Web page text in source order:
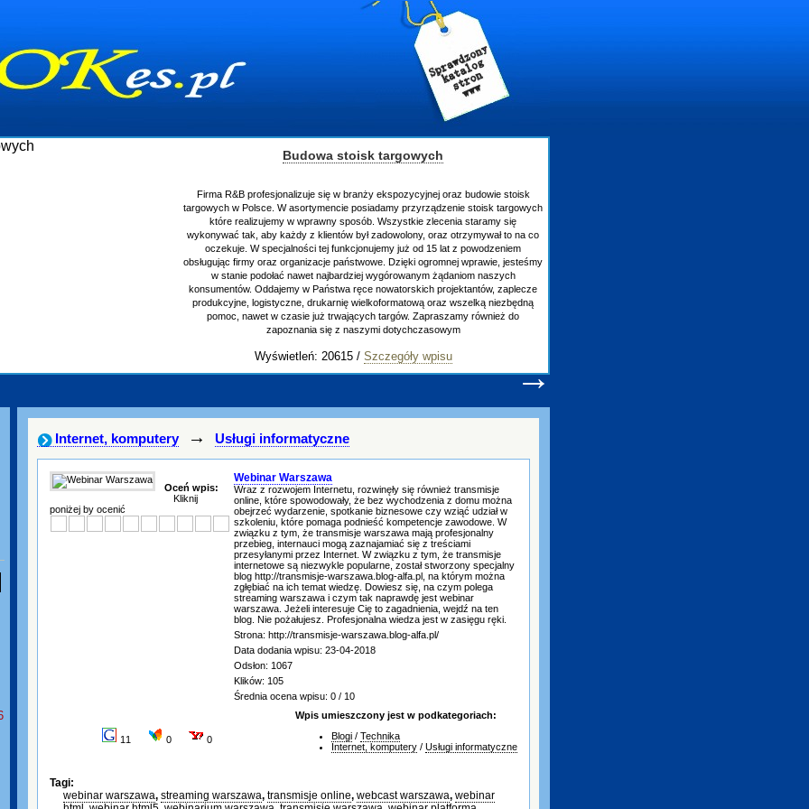
Budowa stoisk targowych
Firma R&B profesjonalizuje się w branży ekspozycyjnej oraz budowie stoisk
targowych w Polsce. W asortymencie posiadamy przyrządzenie stoisk targowych
które realizujemy w wprawny sposób. Wszystkie zlecenia staramy się
wykonywać tak, aby każdy z klientów był zadowolony, oraz otrzymywał to na co
oczekuje. W specjalności tej funkcjonujemy już od 15 lat z powodzeniem
obsługując firmy oraz organizacje państwowe. Dzięki ogromnej wprawie, jesteśmy
w stanie podołać nawet najbardziej wygórowanym żądaniom naszych
konsumentów. Oddajemy w Państwa ręce nowatorskich projektantów, zaplecze
produkcyjne, logistyczne, drukarnię wielkoformatową oraz wszelką niezbędną
pomoc, nawet w czasie już trwających targów. Zapraszamy również do
zapoznania się z naszymi dotychczasowym
Wyświetleń: 20615 / Szczegóły wpisu
→
Internet, komputery → Usługi informatyczne
Oceń wpis:
Kliknij
poniżej by ocenić
Webinar Warszawa
Wraz z rozwojem Internetu, rozwinęły się również transmisje
online, które spowodowały, że bez wychodzenia z domu można
obejrzeć wydarzenie, spotkanie biznesowe czy wziąć udział w
szkoleniu, które pomaga podnieść kompetencje zawodowe. W
związku z tym, że transmisje warszawa mają profesjonalny
przebieg, internauci mogą zaznajamiać się z treściami
przesyłanymi przez Internet. W związku z tym, że transmisje
internetowe są niezwykle popularne, został stworzony specjalny
blog http://transmisje-warszawa.blog-alfa.pl, na którym można
zgłębiać na ich temat wiedzę. Dowiesz się, na czym polega
streaming warszawa i czym tak naprawdę jest webinar
warszawa. Jeżeli interesuje Cię to zagadnienia, wejdź na ten
blog. Nie pożałujesz. Profesjonalna wiedza jest w zasięgu ręki.
Strona: http://transmisje-warszawa.blog-alfa.pl/
Data dodania wpisu: 23-04-2018
Odsłon: 1067
Klików: 105
Średnia ocena wpisu: 0 / 10
11 0 0
Wpis umieszczony jest w podkategoriach:
Blogi / Technika
Internet, komputery / Usługi informatyczne
Tagi:
webinar warszawa, streaming warszawa, transmisje online, webcast warszawa, webinar